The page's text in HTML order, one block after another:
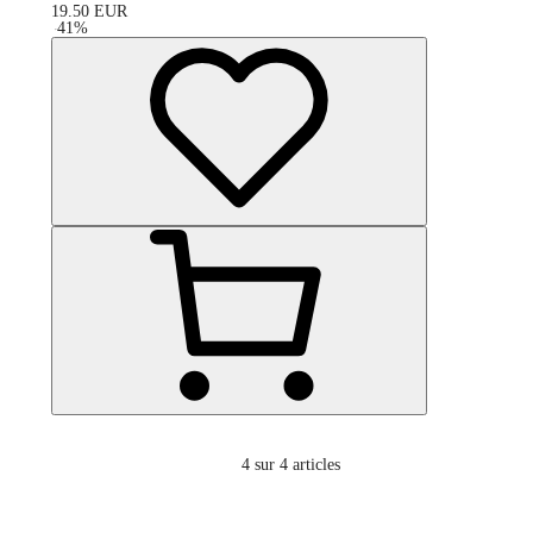
19.50 EUR
-41%
4 sur 4 articles